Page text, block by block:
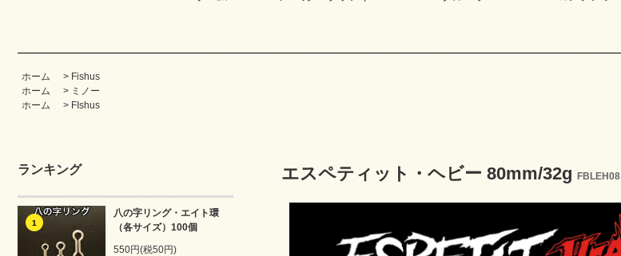
ホーム > Fishus
ホーム
> ミノー
ホーム
> FIshus
ランキング
1
八の字リング・エイト環
（各サイズ）100個
550円(税50円)
エスペティット・ヘビー 80mm/32g FBLEH08